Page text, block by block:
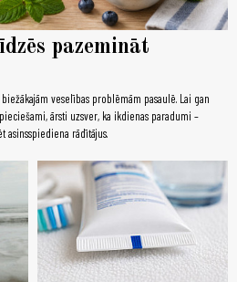
pazemināt
veselības problēmām pasaulē. Lai gan
ārsti uzsver, ka ikdienas paradumi –
asinsspiediena rādītājus.